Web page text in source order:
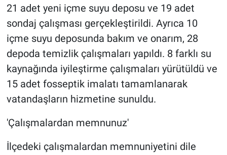
21 adet yeni içme suyu deposu ve 19 adet
sondaj çalışması gerçekleştirildi. Ayrıca 10
içme suyu deposunda bakım ve onarım, 28
depoda temizlik çalışmaları yapıldı. 8 farklı su
kaynağında iyileştirme çalışmaları yürütüldü ve
15 adet fosseptik imalatı tamamlanarak
vatandaşların hizmetine sunuldu.
'Çalışmalardan memnunuz'
İlçedeki çalışmalardan memnuniyetini dile